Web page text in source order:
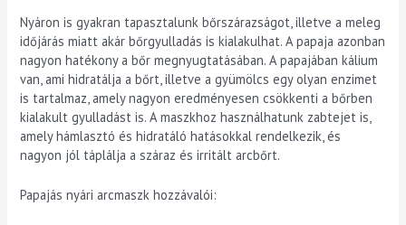
Nyáron is gyakran tapasztalunk bőrszárazságot, illetve a meleg
időjárás miatt akár bőrgyulladás is kialakulhat. A papaja azonban
nagyon hatékony a bőr megnyugtatásában. A papajában kálium
van, ami hidratálja a bőrt, illetve a gyümölcs egy olyan enzimet
is tartalmaz, amely nagyon eredményesen csökkenti a bőrben
kialakult gyulladást is. A maszkhoz használhatunk zabtejet is,
amely hámlasztó és hidratáló hatásokkal rendelkezik, és
nagyon jól táplálja a száraz és irritált arcbőrt.
Papajás nyári arcmaszk hozzávalói: